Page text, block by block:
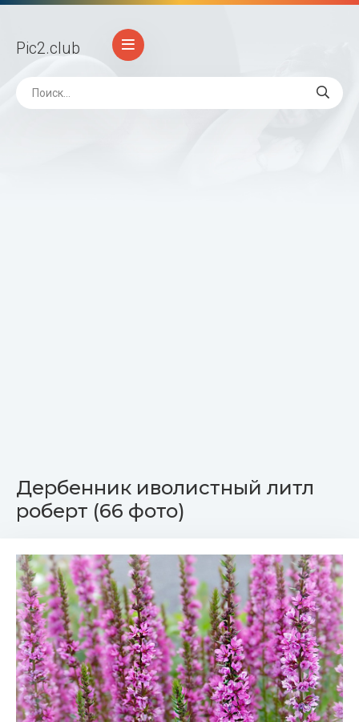
Pic2.club
Дербенник иволистный литл
роберт (66 фото)